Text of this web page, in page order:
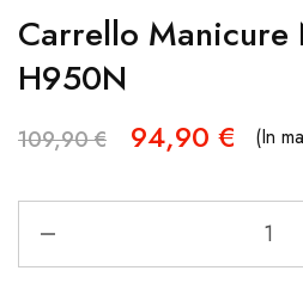
Carrello Manicure
H950N
109,90€ 94,90 € (In